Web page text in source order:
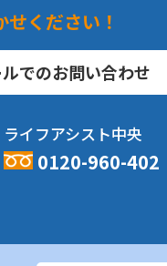
ください！
でのお問い合わせ
ライフアシスト中央
0120-960-402